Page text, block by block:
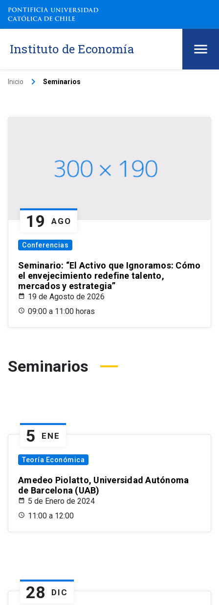
Instituto de Economía
Inicio keyboard_arrow_right Seminarios
19 AGO
Conferencias
Seminario: “El Activo que Ignoramos: Cómo
el envejecimiento redefine talento,
mercados y estrategia”
19 de Agosto de 2026
09:00 a 11:00 horas
Seminarios
5 ENE
Teoría Económica
Amedeo Piolatto, Universidad Autónoma
de Barcelona (UAB)
5 de Enero de 2024
11:00 a 12:00
28 DIC